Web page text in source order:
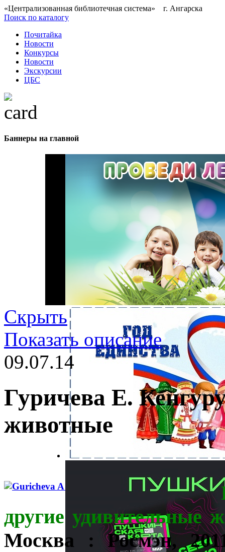
«Централизованная библиотечная система» г. Ангарска
Поиск по каталогу
Почитайка
Новости
Конкурсы
Новости
Экскурсии
ЦБС
Баннеры на главной
Скрыть
Показать описание
09.07.14
Гуричева Е.
животные
другие удивительные
Москва : Росмэн,